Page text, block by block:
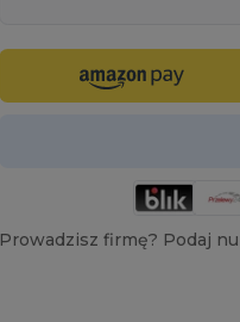
Prowadzisz firmę? Podaj